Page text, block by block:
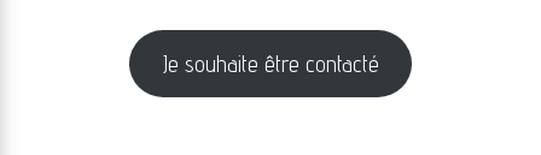
Je souhaite être contacté